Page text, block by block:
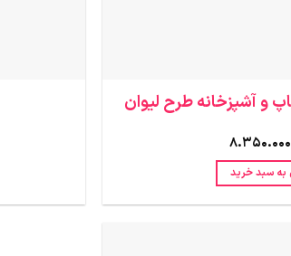
و آشپزخانه طرح لیوان
8.350.000
به سبد خرید